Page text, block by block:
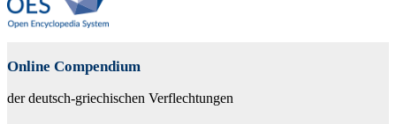
Online Compendium
der deutsch-griechischen Verflechtungen